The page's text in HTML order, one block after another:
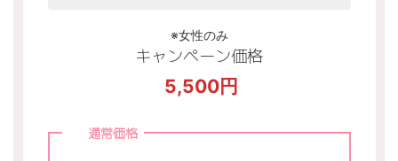
※女性のみ
キャンペーン価格
5,500円
通常価格